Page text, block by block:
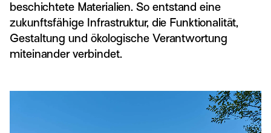
beschichtete Materialien. So entstand eine
zukunftsfähige Infrastruktur, die Funktionalität,
Gestaltung und ökologische Verantwortung
miteinander verbindet.